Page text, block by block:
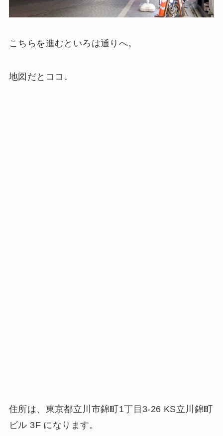
こちらを進むといろは通りへ。
地図だとココ↓
住所は、東京都立川市錦町1丁目3-26 KS立川錦町
ビル 3F になります。